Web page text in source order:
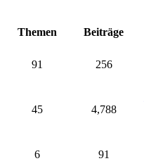
Themen Beiträge
91 256
45 4,788
6 91